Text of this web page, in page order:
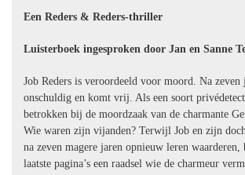
Een Reders & Reders-thriller
Luisterboek ingesproken door Jan en Sanne
Job Reders is veroordeeld voor moord. Na
onschuldig en komt vrij. Als een soort
betrokken bij de moordzaak van de charmante
Wie waren zijn vijanden? Terwijl Job en zijn
na zeven magere jaren opnieuw leren
laatste pagina’s een raadsel wie de charmeur